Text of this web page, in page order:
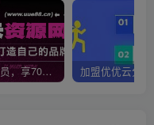
加入VIP会员，享70%的推广提成，免费学习多种网上创业课程，菜鸟秒变大神！